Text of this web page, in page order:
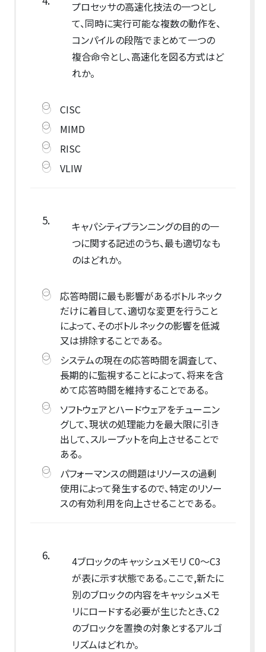
プロセッサの高速化技法の一つとし
て、同時に実行可能な複数の動作を、
コンパイルの段階でまとめて一つの
複合命令とし、高速化を図る方式はど
れか。
CISC
MIMD
RISC
VLIW
5.
キャパシティプランニングの目的の一
つに関する記述のうち、最も適切なも
のはどれか。
応答時間に最も影響があるボトルネック
だけに着目して、適切な変更を行うこと
によって、そのボトルネックの影響を低減
又は排除することである。
システムの現在の応答時間を調査して、
長期的に監視することによって、将来を含
めて応答時間を維持することである。
ソフトウェアとハードウェアをチューニン
グして、現状の処理能力を最大限に引き
出して、スループットを向上させることで
ある。
パフォーマンスの問題はリソースの過剰
使用によって発生するので、特定のリソー
スの有効利用を向上させることである。
6.
4ブロックのキャッシュメモリ C0～C3
が表に示す状態である。ここで,新たに
別のブロックの内容をキャッシュメモ
リにロードする必要が生じたとき、C2
のブロックを置換の対象とするアルゴ
リズムはどれか。